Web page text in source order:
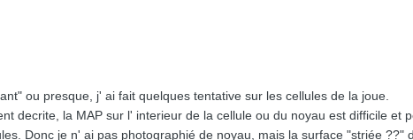
ou presque, j' ai fait quelques tentative sur les cellules de la joue.
decrite, la MAP sur l' interieur de la cellule ou du noyau est difficile et
Donc je n' ai pas photographié de noyau, mais la surface "striée